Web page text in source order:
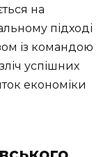
на
підході
із командою
успішних
економіки